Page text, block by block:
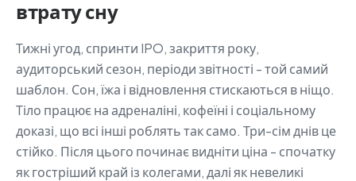
втрату сну
Тижні угод, спринти IPO, закриття року,
аудиторський сезон, періоди звітності - той самий
шаблон. Сон, їжа і відновлення стискаються в ніщо.
Тіло працює на адреналіні, кофеїні і соціальному
доказі, що всі інші роблять так само. Три-сім днів це
стійко. Після цього починає видніти ціна - спочатку
як гостріший край із колегами, далі як невеликі